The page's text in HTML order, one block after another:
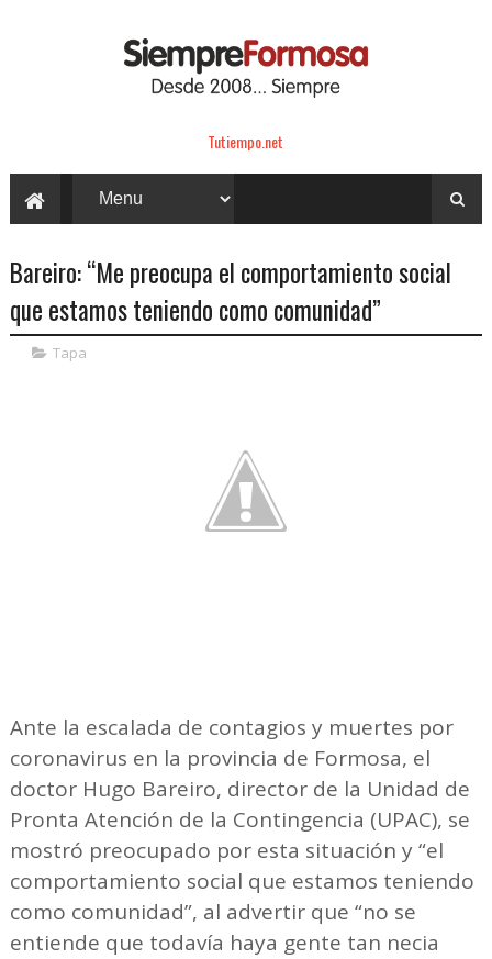
Tutiempo.net
Bareiro: “Me preocupa el comportamiento social
que estamos teniendo como comunidad”
Tapa
Ante la escalada de contagios y muertes por
coronavirus en la provincia de Formosa, el
doctor Hugo Bareiro, director de la Unidad de
Pronta Atención de la Contingencia (UPAC), se
mostró preocupado por esta situación y “el
comportamiento social que estamos teniendo
como comunidad”, al advertir que “no se
entiende que todavía haya gente tan necia